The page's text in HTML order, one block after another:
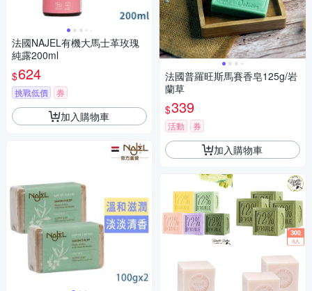
法國NAJEL有機大馬士革玫瑰
純露200ml
$624
挑戰低價 券
加入購物車
法國普羅旺斯馬賽香皂125g/岩
蘭草
$339
活動 券
加入購物車